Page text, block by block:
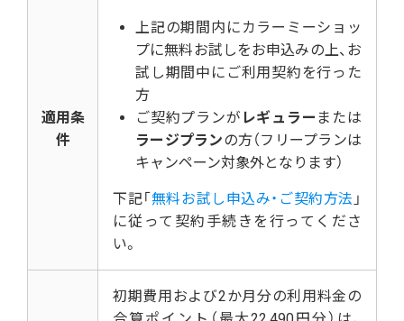
適用条
件
上記の期間内にカラーミーショッ
プに無料お試しをお申込みの上、お
試し期間中にご利用契約を行った
方
ご契約プランが レギュラー または
ラージプランの方（フリープランは
キャンペーン対象外となります）
下記「 無料お試し申込み・ご契約方法 」
に従って契約手続きを行ってくださ
い。
初期費用および2か月分の利用料金の